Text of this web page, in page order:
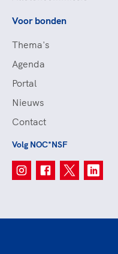
Voor bonden
Thema's
Agenda
Portal
Nieuws
Contact
Volg NOC*NSF